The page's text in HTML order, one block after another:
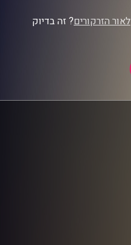
לאור הזרקורים? זה בדיוק